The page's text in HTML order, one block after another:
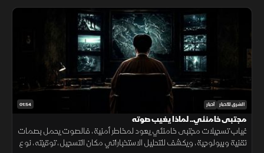
01:54 الشرق للأخبار أخبار
مجتبى خامنئي.. لماذا يغيب صوته
غياب تسجيلات مجتبى خامنئي يعود لمخاطر أمنية، فالصوت يحمل بصمات
تقنية وبيولوجية، ويكشف للتحليل الاستخباراتي مكان التسجيل، توقيته، نوع